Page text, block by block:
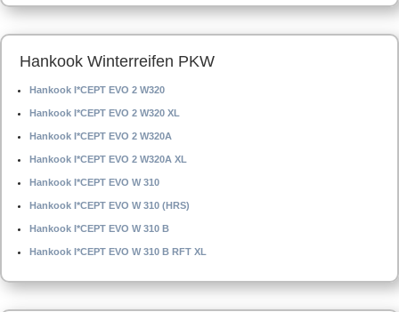
Hankook Winterreifen PKW
Hankook I*CEPT EVO 2 W320
Hankook I*CEPT EVO 2 W320 XL
Hankook I*CEPT EVO 2 W320A
Hankook I*CEPT EVO 2 W320A XL
Hankook I*CEPT EVO W 310
Hankook I*CEPT EVO W 310 (HRS)
Hankook I*CEPT EVO W 310 B
Hankook I*CEPT EVO W 310 B RFT XL